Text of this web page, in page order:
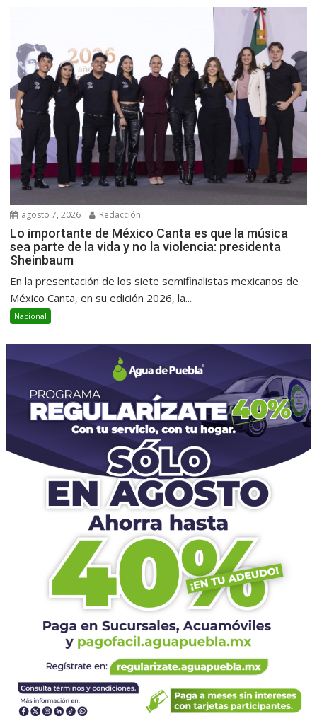
agosto 7, 2026 Redacción
Lo importante de México Canta es que la música
sea parte de la vida y no la violencia: presidenta
Sheinbaum
En la presentación de los siete semifinalistas mexicanos de
México Canta, en su edición 2026, la...
Nacional